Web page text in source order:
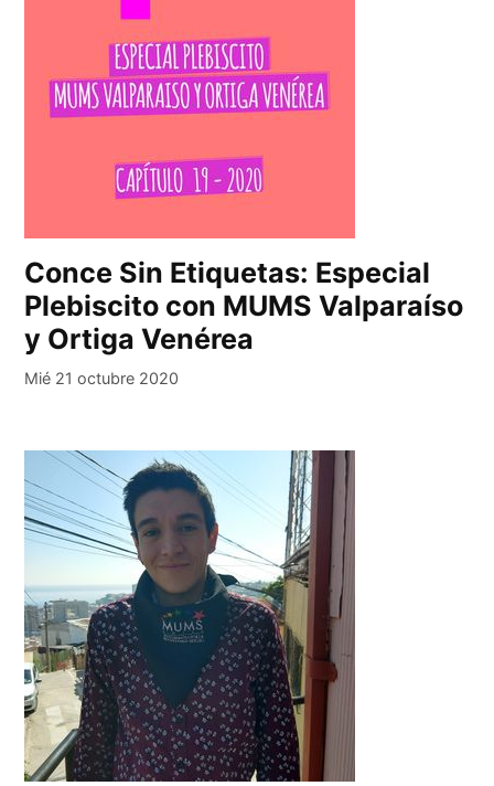
Conce Sin Etiquetas: Especial
Plebiscito con MUMS Valparaíso
y Ortiga Venérea
Mié 21 octubre 2020